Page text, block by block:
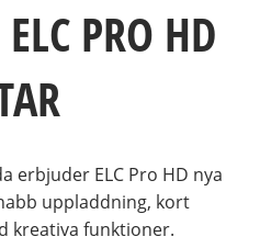
PRO HD
erbjuder ELC Pro HD nya
uppladdning, kort
kreativa funktioner.